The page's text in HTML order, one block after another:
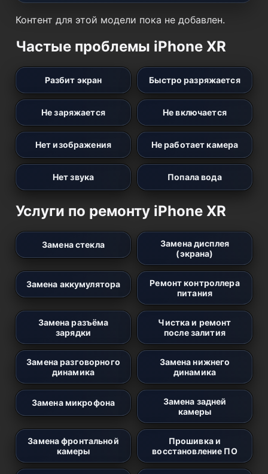
Контент для этой модели пока не добавлен.
Частые проблемы iPhone XR
Разбит экран Быстро разряжается
Не заряжается Не включается
Нет изображения Не работает камера
Нет звука Попала вода
Услуги по ремонту iPhone XR
Замена стекла
Замена дисплея
(экрана)
Замена аккумулятора
Ремонт контроллера
питания
Замена разъёма
зарядки
Чистка и ремонт
после залития
Замена разговорного
динамика
Замена нижнего
динамика
Замена микрофона
Замена задней
камеры
Замена фронтальной
камеры
Прошивка и
восстановление ПО